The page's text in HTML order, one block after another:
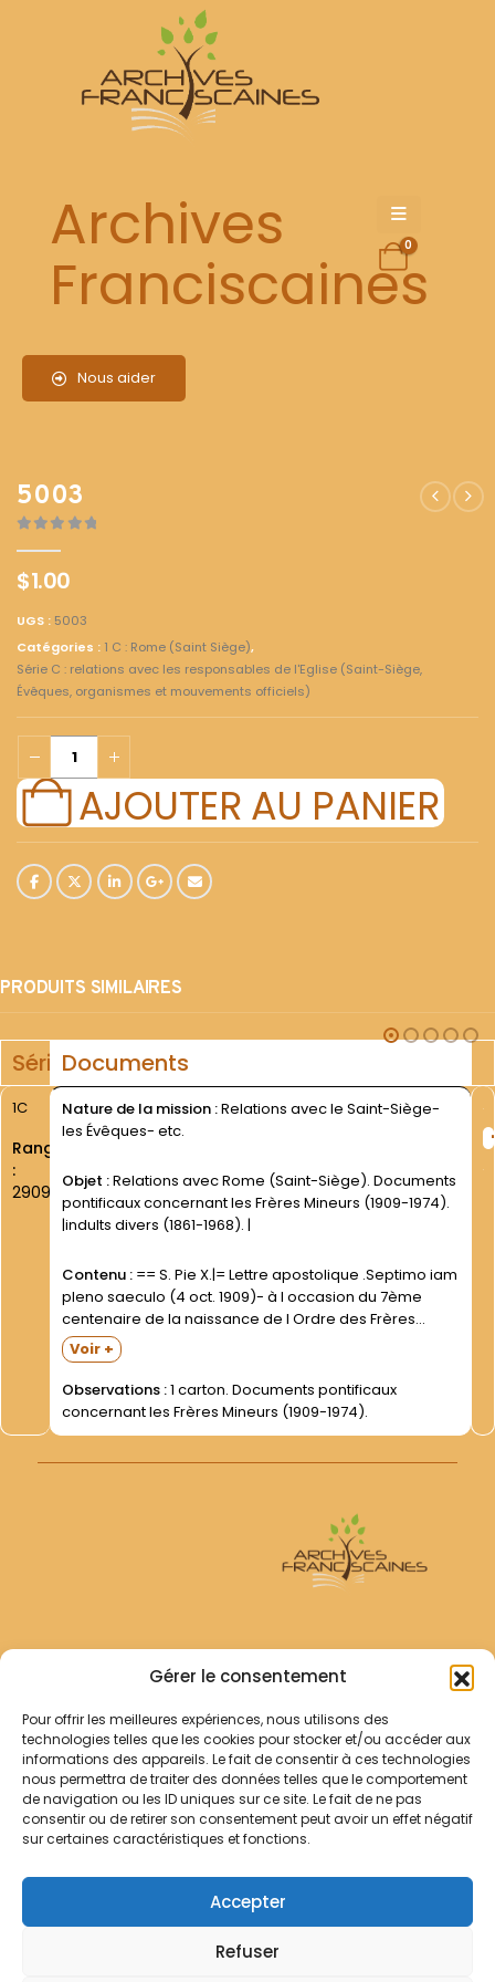
Gérer le consentement
Pour offrir les meilleures expériences, nous utilisons des
technologies telles que les cookies pour stocker et/ou accéder aux
informations des appareils. Le fait de consentir à ces technologies
nous permettra de traiter des données telles que le comportement
de navigation ou les ID uniques sur ce site. Le fait de ne pas
consentir ou de retirer son consentement peut avoir un effet négatif
sur certaines caractéristiques et fonctions.
Accepter
Refuser
Archives
Franciscaines
Nous aider
0
5003
$1.00
UGS : 5003
Catégories : 1 C : Rome (Saint Siège),
Série C : relations avec les responsables de l'Eglise (Saint-Siège,
Évêques, organismes et mouvements officiels)
AJOUTER AU PANIER
PRODUITS SIMILAIRES
SérieDocuments
1C
Rang
:
2909
Nature de la mission :Relations avec le Saint-Siège-
les Évêques- etc.
Objet :Relations avec Rome (Saint-Siège). Documents
pontificaux concernant les Frères Mineurs (1909-1974).
|indults divers (1861-1968). |
Contenu :== S. Pie X.|= Lettre apostolique .Septimo iam
pleno saeculo (4 oct. 1909)- à l occasion du 7ème
centenaire de la naissance de l Ordre des Frères
Mineurs. Texte latin imprimé.|= Lettre du Définitoire Gén.
0.F.M. au Pape- émettant ""d...
Voir +
Observations :1 carton. Documents pontificaux
concernant les Frères Mineurs (1909-1974).
Archives Franciscaines
RECHERCHER
Comment chercher ?
Les archives
Notre démarche
Contact